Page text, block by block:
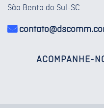
São Bento do Sul-SC
ACOMPANHE-